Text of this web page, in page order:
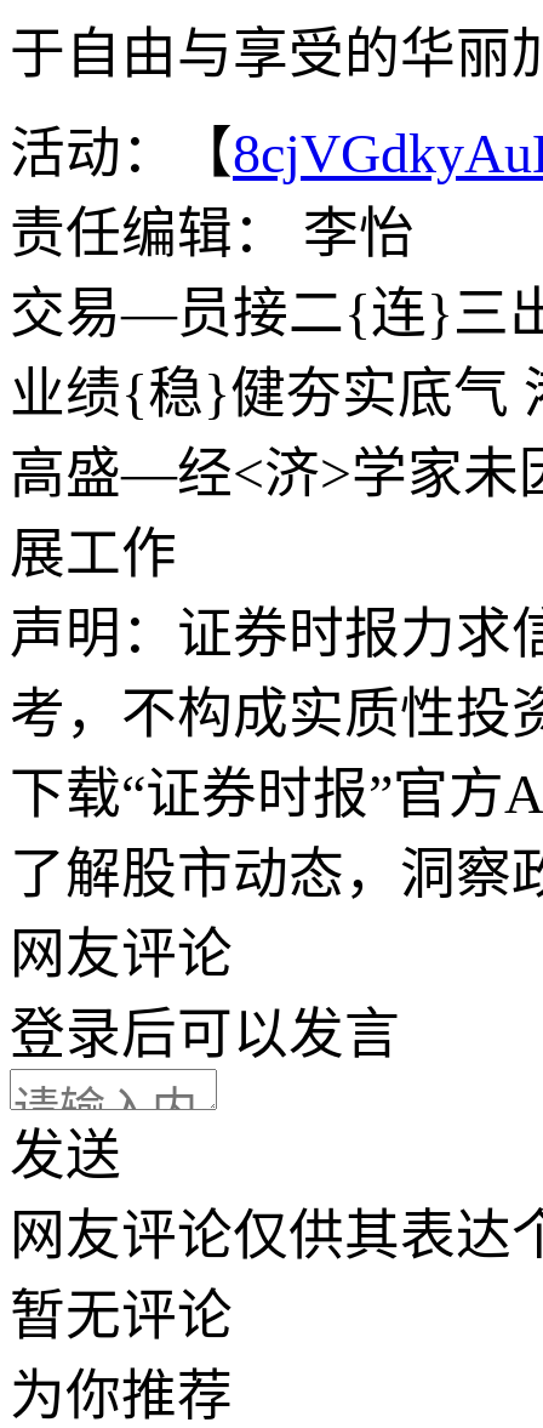
于自由与享受的华丽
活动：【
责任编辑： 李怡
交易—员接二{连}三
业绩{稳}健夯实底气
高盛—经<济>学家未
展工作
声明：证券时报力求
考，不构成实质性投
下载“证券时报”官方
了解股市动态，洞察
网友评论
登录后可以发言
发送
网友评论仅供其表达
暂无评论
为你推荐